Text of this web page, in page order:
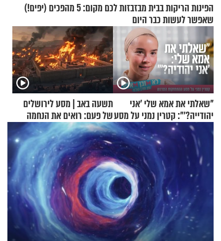
הפינות הריקות בבית מבזבזות לכם מקום: 5 מהפכים (יפים!)
שאפשר לעשות כבר היום
"שאלתי את אמא שלי 'אני
יהודייה?'": קטרין נמני על מסע
ההתחזקות המרגש
תשעה באב | מסע לירושלים
של פעם: רואים את הנחמה